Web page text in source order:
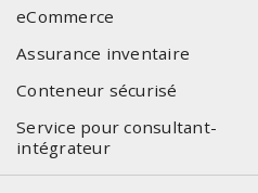
eCommerce
Assurance inventaire
Conteneur sécurisé
Service pour consultant-
intégrateur